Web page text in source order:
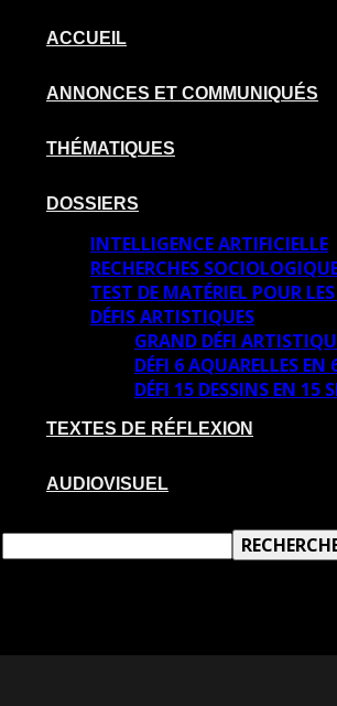
ACCUEIL
ANNONCES ET COMMUNIQUÉS
THÉMATIQUES
DOSSIERS
INTELLIGENCE ARTIFICIELLE
RECHERCHES
TEST DE MATÉRIEL POUR
DÉFIS ARTISTIQUES
GRAND DÉFI
DÉFI 6 AQUARELLES
DÉFI 15 DESSINS EN 15
TEXTES DE RÉFLEXION
AUDIOVISUEL